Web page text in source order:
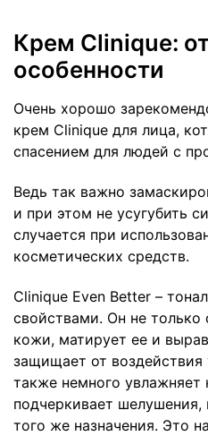
Крем Clinique:
особенности
Очень хорошо
крем Clinique для лица,
спасением для людей с
Ведь так важно
и при этом не усугубить
случается при
косметических средств.
Clinique Even Better –
свойствами. Он не только
кожи, матирует ее и
защищает от воздействия
также немного увлажняет
подчеркивает шелушения,
того же назначения. Это